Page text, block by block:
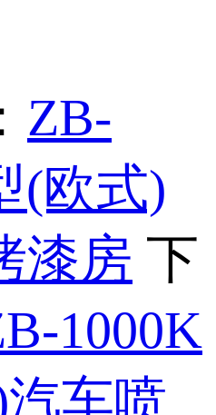
ZB-
(欧式)
漆房 下
1000K
车喷